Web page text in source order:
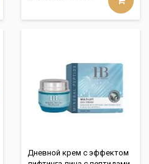
Дневной крем с эффектом